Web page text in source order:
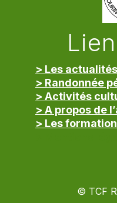
> Les actualités
> Randonnée
> Activités
> A propos de
> Les
© TCF